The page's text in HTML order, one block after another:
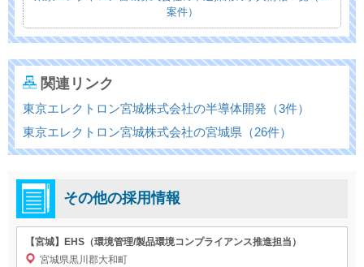
案件）
関連リンク
東京エレクトロン宮城株式会社の半導体開発（3件）
東京エレクトロン宮城株式会社の宮城県（26件）
その他の採用情報
【宮城】EHS（環境管理/製品環境コンプライアンス推進担当）
宮城県黒川郡大和町